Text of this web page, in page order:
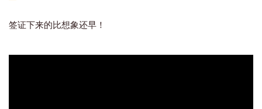
签证下来的比想象还早！